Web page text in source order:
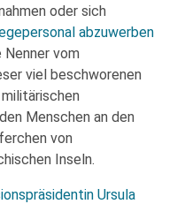
oder sich
abzuwerben
vom
viel beschworenen
Menschen an den
von
Inseln.
Ursula